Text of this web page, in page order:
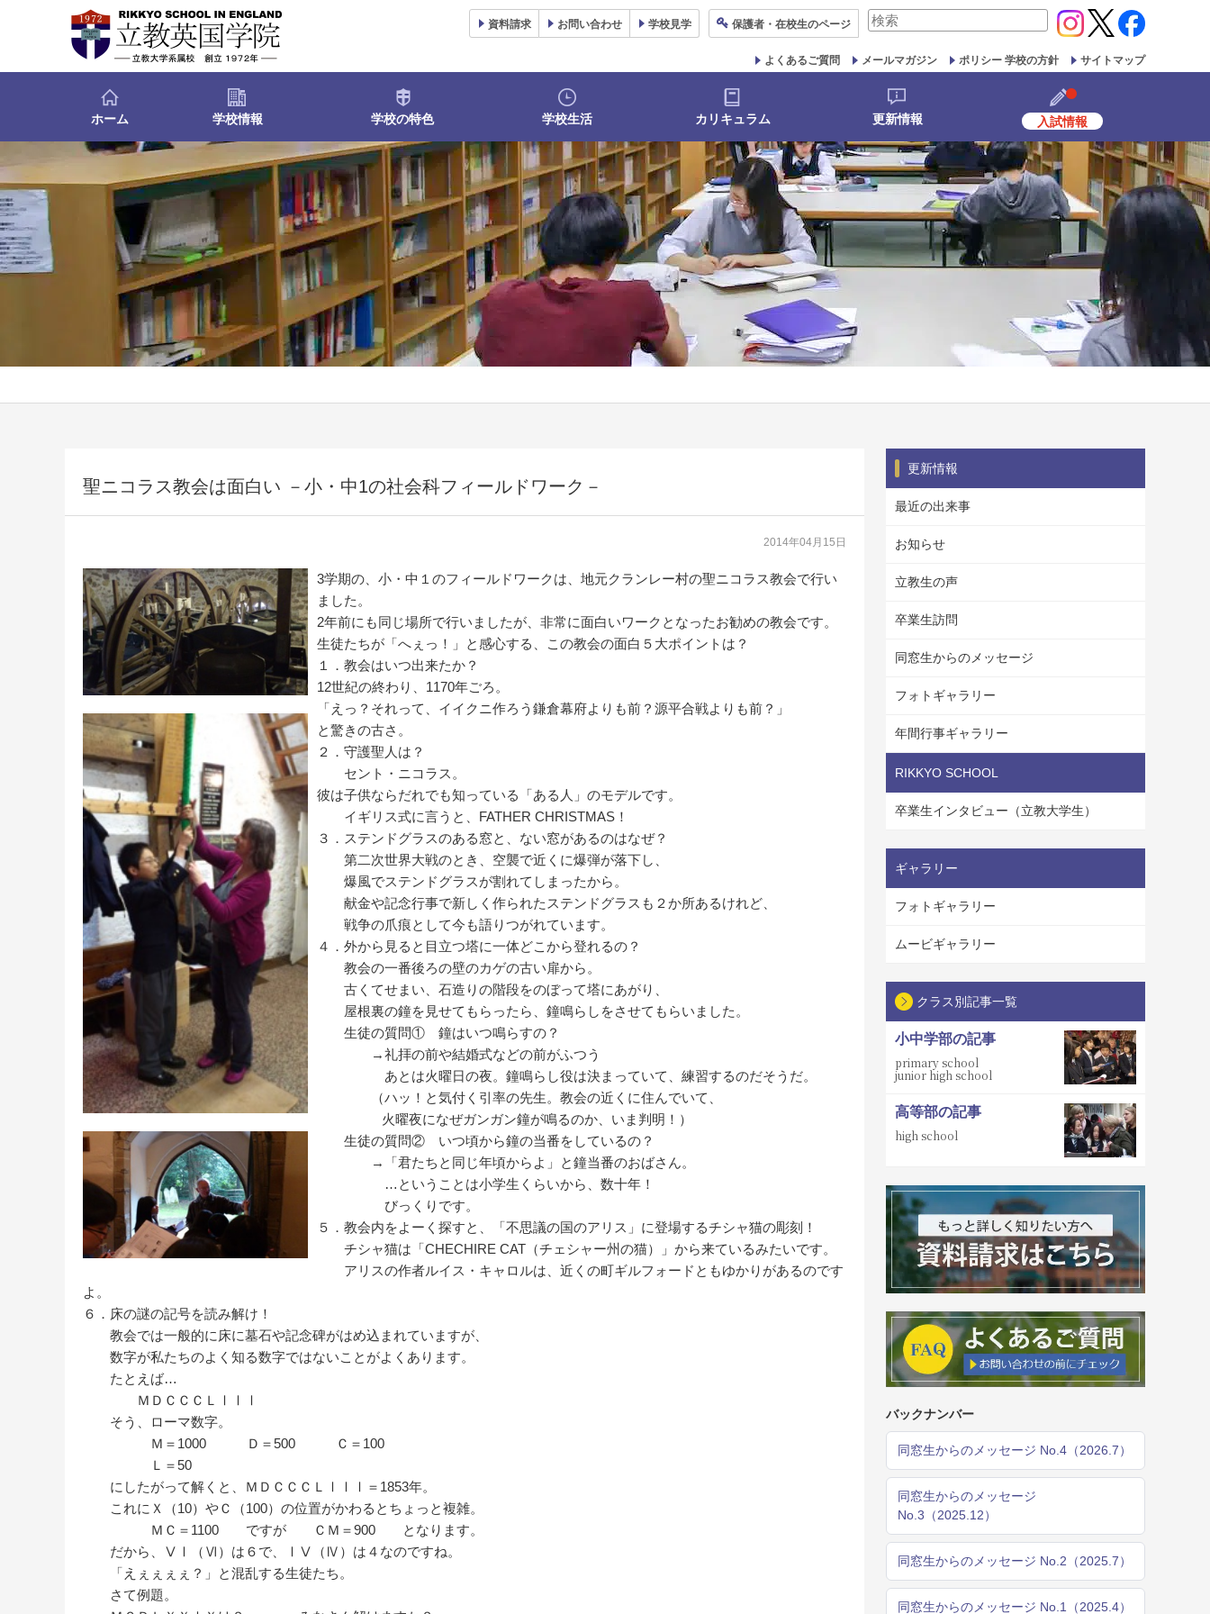
資料請求 お問い合わせ 学校見学 保護者 ・在校生のページ
検
対
象:
よくあるご質問 メールマガジン ポリシー 学校の方針 サイトマップ
ホーム 学校情報 学校の特色 学校生活 カリキュラム 更新情報 入試情報
聖ニコラス教会は面白い －小・中1の社会科フィールドワーク－
2014年04月15日
3学期の、小・中１のフィールドワークは、地元クランレー村の聖ニコラス教会で行い
ました。
2年前にも同じ場所で行いましたが、非常に面白いワークとなったお勧めの教会です。
生徒たちが「へぇっ！」と感心する、この教会の面白５大ポイントは？
１．教会はいつ出来たか？
12世紀の終わり、1170年ごろ。
「えっ？それって、イイクニ作ろう鎌倉幕府よりも前？源平合戦よりも前？」
と驚きの古さ。
２．守護聖人は？
セント・ニコラス。
彼は子供ならだれでも知っている「ある人」のモデルです。
イギリス式に言うと、FATHER CHRISTMAS！
３．ステンドグラスのある窓と、ない窓があるのはなぜ？
第二次世界大戦のとき、空襲で近くに爆弾が落下し、
爆風でステンドグラスが割れてしまったから。
献金や記念行事で新しく作られたステンドグラスも２か所あるけれど、
戦争の爪痕として今も語りつがれています。
４．外から見ると目立つ塔に一体どこから登れるの？
教会の一番後ろの壁のカゲの古い扉から。
古くてせまい、石造りの階段をのぼって塔にあがり、
屋根裏の鐘を見せてもらったら、鐘鳴らしをさせてもらいました。
生徒の質問① 鐘はいつ鳴らすの？
→礼拝の前や結婚式などの前がふつう
あとは火曜日の夜。鐘鳴らし役は決まっていて、練習するのだそうだ。
（ハッ！と気付く引率の先生。教会の近くに住んでいて、
火曜夜になぜガンガン鐘が鳴るのか、いま判明！）
生徒の質問② いつ頃から鐘の当番をしているの？
→「君たちと同じ年頃からよ」と鐘当番のおばさん。
…ということは小学生くらいから、数十年！
びっくりです。
５．教会内をよーく探すと、「不思議の国のアリス」に登場するチシャ猫の彫刻！
チシャ猫は「CHECHIRE CAT（チェシャー州の猫）」から来ているみたいです。
アリスの作者ルイス・キャロルは、近くの町ギルフォードともゆかりがあるのです
よ。
６．床の謎の記号を読み解け！
教会では一般的に床に墓石や記念碑がはめ込まれていますが、
数字が私たちのよく知る数字ではないことがよくあります。
たとえば…
ＭＤＣＣＣＬⅠⅠⅠ
そう、ローマ数字。
Ｍ＝1000 Ｄ＝500 Ｃ＝100
Ｌ＝50
にしたがって解くと、ＭＤＣＣＣＬⅠⅠⅠ＝1853年。
これにＸ（10）やＣ（100）の位置がかわるとちょっと複雑。
ＭＣ＝1100 ですが ＣＭ＝900 となります。
だから、ⅤⅠ（Ⅵ）は６で、ⅠⅤ（Ⅳ）は４なのですね。
「えぇぇぇぇ？」と混乱する生徒たち。
さて例題。
更新情報
最近の出来事
お知らせ
立教生の声
卒業生訪問
同窓生からのメッセージ
フォトギャラリー
年間行事ギャラリー
RIKKYO SCHOOL
卒業生インタビュー（立教大学生）
ギャラリー
フォトギャラリー
ムービギャラリー
クラス別記事一覧
小中学部の記事
primary school
junior high school
高等部の記事
high school
バックナンバー
同窓生からのメッセージ No.4（2026.7）
同窓生からのメッセージ
No.3（2025.12）
同窓生からのメッセージ No.2（2025.7）
同窓生からのメッセージ No.1（2025.4）